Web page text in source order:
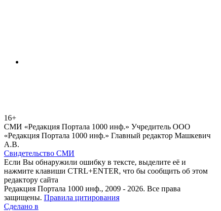
16+
СМИ «Редакция Портала 1000 инф.» Учредитель ООО
«Редакция Портала 1000 инф.» Главный редактор Машкевич
А.В.
Свидетельство СМИ
Если Вы обнаружили ошибку в тексте, выделите её и
нажмите клавиши CTRL+ENTER, что бы сообщить об этом
редактору сайта
Редакция Портала 1000 инф., 2009 - 2026. Все права
защищены. Правила цитирования
Сделано в